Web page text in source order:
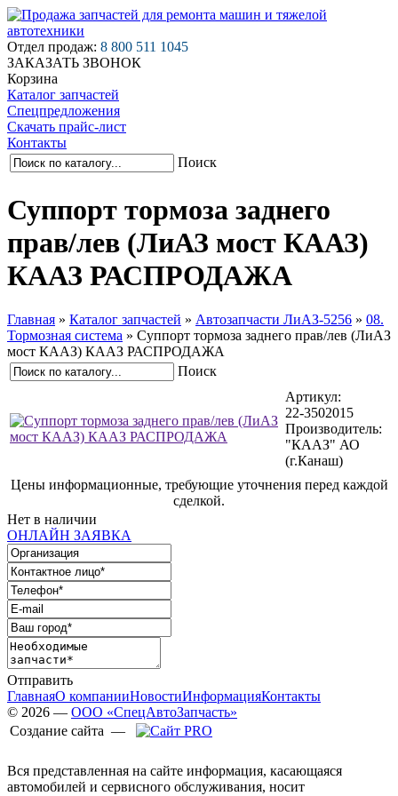
Отдел продаж: 8 800 511 1045
ЗАКАЗАТЬ ЗВОНОК
Корзина
Каталог запчастей
Спецпредложения
Скачать прайс-лист
Контакты
Поиск
Суппорт тормоза заднего
прав/лев (ЛиАЗ мост КААЗ)
КААЗ РАСПРОДАЖА
Главная » Каталог запчастей » Автозапчасти ЛиАЗ-5256 » 08.
Тормозная система » Суппорт тормоза заднего прав/лев (ЛиАЗ
мост КААЗ) КААЗ РАСПРОДАЖА
Поиск
Артикул:
22-3502015
Производитель:
"КААЗ" АО
(г.Канаш)
Цены информационные, требующие уточнения перед каждой
сделкой.
Нет в наличии
ОНЛАЙН ЗАЯВКА
Отправить
ГлавнаяО компанииНовостиИнформацияКонтакты
© 2026 — ООО «СпецАвтоЗапчасть»
Создание сайта —
Вся представленная на сайте информация, касающаяся
автомобилей и сервисного обслуживания, носит